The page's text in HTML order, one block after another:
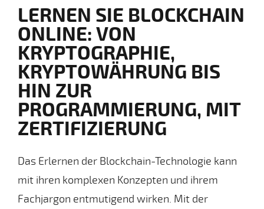
LERNEN SIE BLOCKCHAIN
ONLINE: VON
KRYPTOGRAPHIE,
KRYPTOWÄHRUNG BIS
HIN ZUR
PROGRAMMIERUNG, MIT
ZERTIFIZIERUNG
Das Erlernen der Blockchain-Technologie kann
mit ihren komplexen Konzepten und ihrem
Fachjargon entmutigend wirken. Mit der